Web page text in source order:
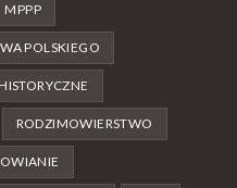
MPPP
POLSKIEGO
RODZIMOWIERSTWO